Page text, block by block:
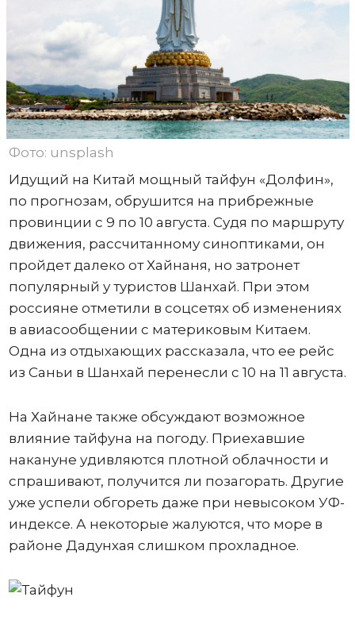
Фото: unsplash
Идущий на Китай мощный тайфун «Долфин»,
по прогнозам, обрушится на прибрежные
провинции с 9 по 10 августа. Судя по маршруту
движения, рассчитанному синоптиками, он
пройдет далеко от Хайнаня, но затронет
популярный у туристов Шанхай. При этом
россияне отметили в соцсетях об изменениях
в авиасообщении с материковым Китаем.
Одна из отдыхающих рассказала, что ее рейс
из Саньи в Шанхай перенесли с 10 на 11 августа.
На Хайнане также обсуждают возможное
влияние тайфуна на погоду. Приехавшие
накануне удивляются плотной облачности и
спрашивают, получится ли позагорать. Другие
уже успели обгореть даже при невысоком УФ-
индексе. А некоторые жалуются, что море в
районе Дадунхая слишком прохладное.